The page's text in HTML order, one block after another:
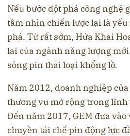
Nếu bước đột phá công nghệ
tầm nhìn chiến lược lại là yếu
phá. Từ rất sớm, Hứa Khai
lai của ngành năng lượng
sóng pin thải loại khổng lồ.
Năm 2012, doanh nghiệp
thương vụ mở rộng trong
Đến năm 2017, GEM đưa
chuyền tái chế pin động lực